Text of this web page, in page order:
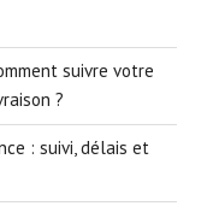
suivre votre
?
: suivi, délais et